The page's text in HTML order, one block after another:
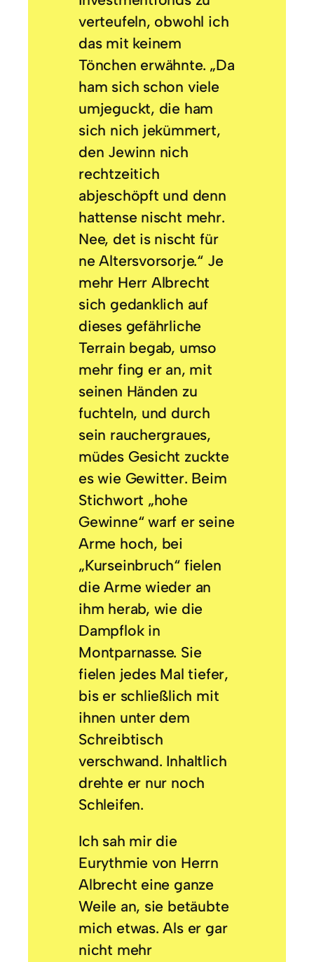
verteufeln, obwohl ich
das mit keinem
Tönchen erwähnte. „Da
ham sich schon viele
umjeguckt, die ham
sich nich jekümmert,
den Jewinn nich
rechtzeitich
abjeschöpft und denn
hattense nischt mehr.
Nee, det is nischt für
ne Altersvorsorje.“ Je
mehr Herr Albrecht
sich gedanklich auf
dieses gefährliche
Terrain begab, umso
mehr fing er an, mit
seinen Händen zu
fuchteln, und durch
sein rauchergraues,
müdes Gesicht zuckte
es wie Gewitter. Beim
Stichwort „hohe
Gewinne“ warf er seine
Arme hoch, bei
„Kurseinbruch“ fielen
die Arme wieder an
ihm herab, wie die
Dampflok in
Montparnasse. Sie
fielen jedes Mal tiefer,
bis er schließlich mit
ihnen unter dem
Schreibtisch
verschwand. Inhaltlich
drehte er nur noch
Schleifen.
Ich sah mir die
Eurythmie von Herrn
Albrecht eine ganze
Weile an, sie betäubte
mich etwas. Als er gar
nicht mehr